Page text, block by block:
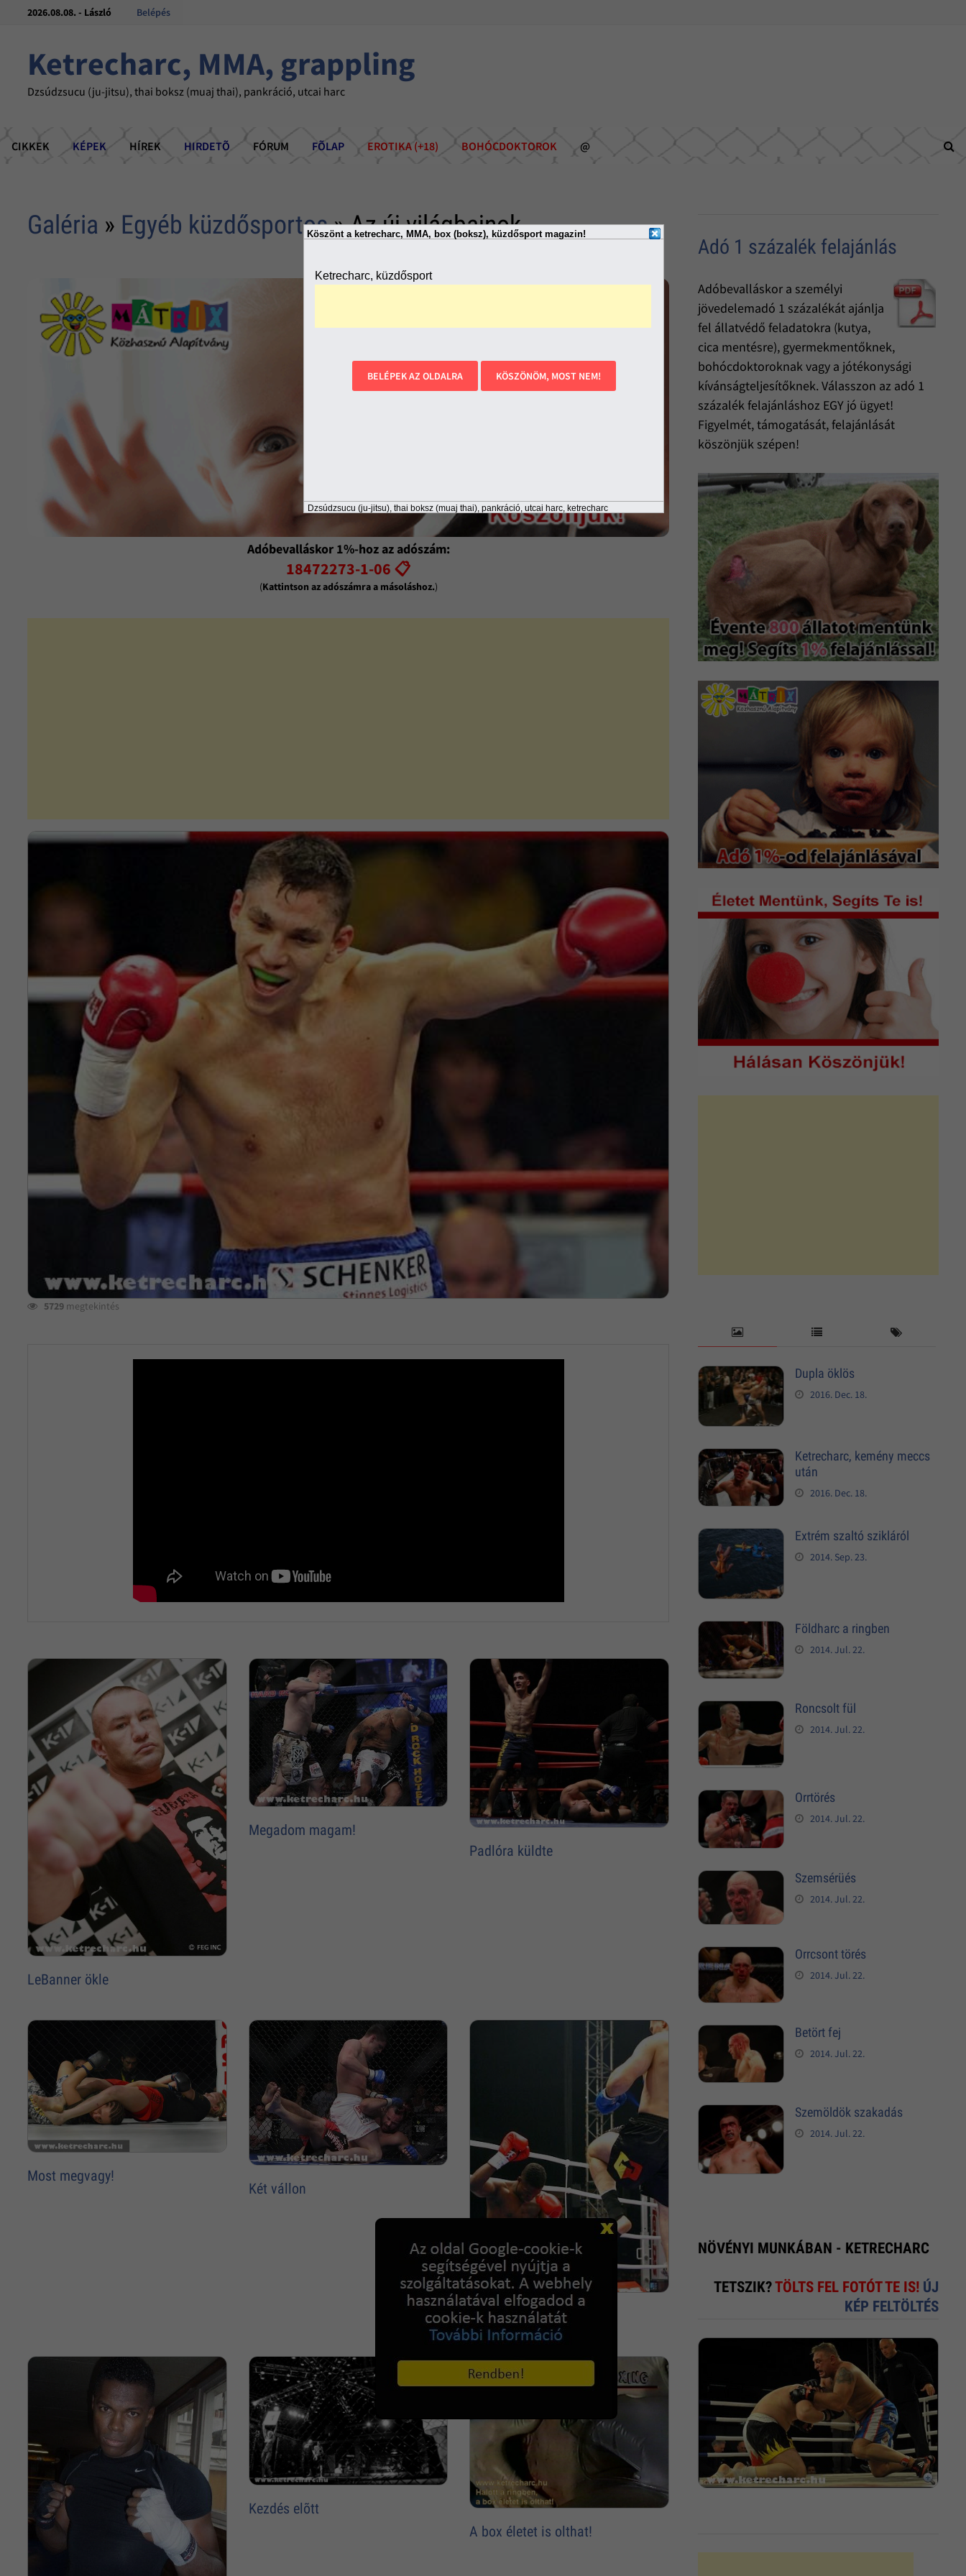
Köszönt a ketrecharc, MMA, box (boksz), küzdősport magazin!
Ketrecharc, küzdősport
BELÉPEK AZ OLDALRA KÖSZÖNÖM, MOST NEM!
Dzsúdzsucu (ju-jitsu), thai boksz (muaj thai), pankráció, utcai harc, ketrecharc
2026.08.08. - László Belépés
Ketrecharc, MMA, grappling
Dzsúdzsucu (ju-jitsu), thai boksz (muaj thai), pankráció, utcai harc
CIKKEK KÉPEK HÍREK HIRDETÕ FÓRUM FÕLAP EROTIKA (+18) BOHÓCDOKTOROK @
Galéria » Egyéb küzdősportos» Az új világbajnok
Adóbevalláskor 1%-hoz az adószám:
18472273-1-06 📋
(Kattintson az adószámra a másoláshoz.)
5729 megtekintés
LeBanner ökle
Megadom magam!
Padlóra küldte
Most megvagy!
Két vállon
Bonjasky-Schilt
Kezdés elõtt
A box életet is olthat!
Adó 1 százalék felajánlás
Adóbevalláskor a személyi
jövedelemadó 1 százalékát ajánlja
fel állatvédő feladatokra (kutya,
cica mentésre), gyermekmentőknek,
bohócdoktoroknak vagy a jótékonysági
kívánságteljesítőknek. Válasszon az adó 1
százalék felajánláshoz EGY jó ügyet!
Figyelmét, támogatását, felajánlását
köszönjük szépen!
Dupla öklös
2016. Dec. 18.
Ketrecharc, kemény meccs
után
2016. Dec. 18.
Extrém szaltó szikláról
2014. Sep. 23.
Földharc a ringben
2014. Jul. 22.
Roncsolt fül
2014. Jul. 22.
Orrtörés
2014. Jul. 22.
Szemsérüés
2014. Jul. 22.
Orrcsont törés
2014. Jul. 22.
Betört fej
2014. Jul. 22.
Szemöldök szakadás
2014. Jul. 22.
NÖVÉNYI MUNKÁBAN - KETRECHARC
TETSZIK?TÖLTS FEL FOTÓT TE IS! ÚJ
KÉP FELTÖLTÉS